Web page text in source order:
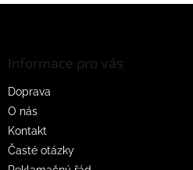
d
Informace pro vás
Doprava
O nás
Kontakt
Časté otázky